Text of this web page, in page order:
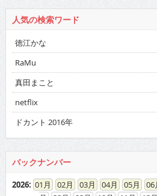
人気の検索ワード
徳江かな
RaMu
真田まこと
netflix
ドカント 2016年
バックナンバー
2026: 01 02 03 04 05 06